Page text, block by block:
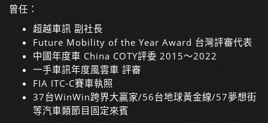
曾任：
超越車訊 副社長
Future Mobility of the Year Award 台灣評審代表
中國年度車 China COTY評委 2015～2022
一手車訊年度風雲車 評審
FIA ITC-C賽車執照
37台WinWin跨界大贏家/56台地球黃金線/57夢想街
等汽車類節目固定來賓